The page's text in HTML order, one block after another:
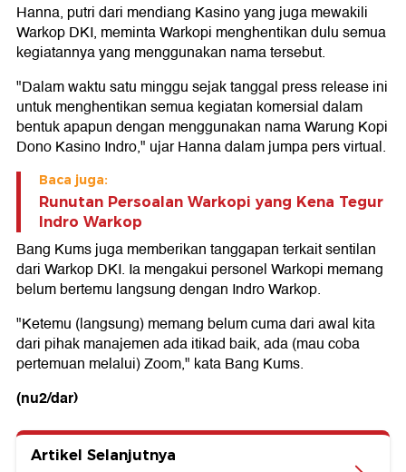
Hanna, putri dari mendiang Kasino yang juga mewakili
Warkop DKI, meminta Warkopi menghentikan dulu semua
kegiatannya yang menggunakan nama tersebut.
"Dalam waktu satu minggu sejak tanggal press release ini
untuk menghentikan semua kegiatan komersial dalam
bentuk apapun dengan menggunakan nama Warung Kopi
Dono Kasino Indro," ujar Hanna dalam jumpa pers virtual.
Baca juga:
Runutan Persoalan Warkopi yang Kena Tegur
Indro Warkop
Bang Kums juga memberikan tanggapan terkait sentilan
dari Warkop DKI. Ia mengakui personel Warkopi memang
belum bertemu langsung dengan Indro Warkop.
"Ketemu (langsung) memang belum cuma dari awal kita
dari pihak manajemen ada itikad baik, ada (mau coba
pertemuan melalui) Zoom," kata Bang Kums.
(nu2/dar)
Artikel Selanjutnya